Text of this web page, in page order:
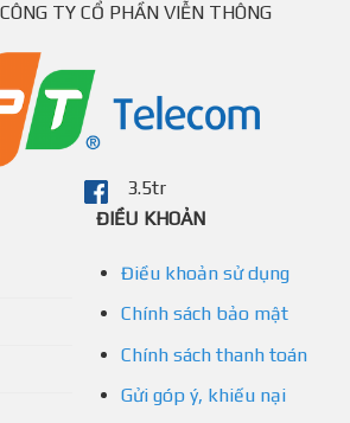
TY CỔ PHẦN VIỄN THÔNG
3.5tr
ĐIỀU KHOẢN
Điều khoản sử dụng
Chính sách bảo mật
Chính sách thanh toán
Gửi góp ý, khiếu nại